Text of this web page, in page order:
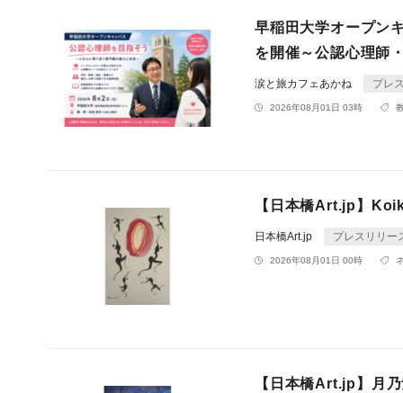
早稲田大学オープン
を開催～公認心理師
涙と旅カフェあかね プレ
2026年08月01日 03時
【日本橋Art.jp】
日本橋Art.jp プレスリリー
2026年08月01日 00時
【日本橋Art.jp】月